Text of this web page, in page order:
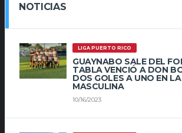
NOTICIAS
LIGA PUERTO RICO
GUAYNABO SALE DEL
TABLA VENCIÓ A DON
DOS GOLES A UNO EN
MASCULINA
10/16/2023